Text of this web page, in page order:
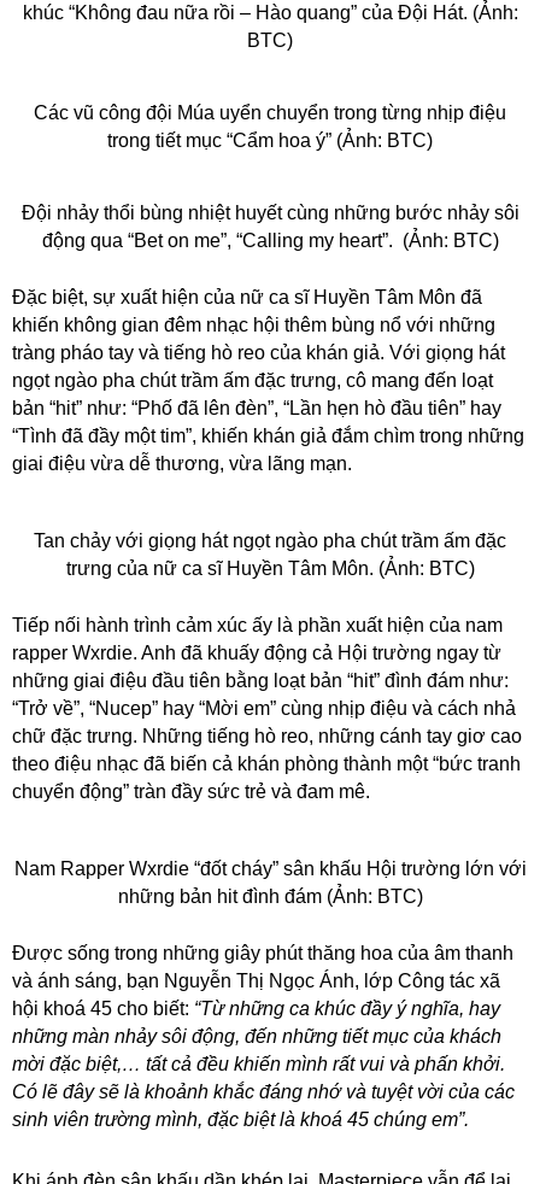
khúc “Không đau nữa rồi – Hào quang” của Đội Hát. (Ảnh:
BTC)
Các vũ công đội Múa uyển chuyển trong từng nhịp điệu
trong tiết mục “Cẩm hoa ý” (Ảnh: BTC)
Đội nhảy thổi bùng nhiệt huyết cùng những bước nhảy sôi
động qua “Bet on me”, “Calling my heart”. (Ảnh: BTC)
Đặc biệt, sự xuất hiện của nữ ca sĩ Huyền Tâm Môn đã
khiến không gian đêm nhạc hội thêm bùng nổ với những
tràng pháo tay và tiếng hò reo của khán giả. Với giọng hát
ngọt ngào pha chút trầm ấm đặc trưng, cô mang đến loạt
bản “hit” như: “Phố đã lên đèn”, “Lần hẹn hò đầu tiên” hay
“Tình đã đầy một tim”, khiến khán giả đắm chìm trong những
giai điệu vừa dễ thương, vừa lãng mạn.
Tan chảy với giọng hát ngọt ngào pha chút trầm ấm đặc
trưng của nữ ca sĩ Huyền Tâm Môn. (Ảnh: BTC)
Tiếp nối hành trình cảm xúc ấy là phần xuất hiện của nam
rapper Wxrdie. Anh đã khuấy động cả Hội trường ngay từ
những giai điệu đầu tiên bằng loạt bản “hit” đình đám như:
“Trở về”, “Nucep” hay “Mời em” cùng nhịp điệu và cách nhả
chữ đặc trưng. Những tiếng hò reo, những cánh tay giơ cao
theo điệu nhạc đã biến cả khán phòng thành một “bức tranh
chuyển động” tràn đầy sức trẻ và đam mê.
Nam Rapper Wxrdie “đốt cháy” sân khấu Hội trường lớn với
những bản hit đình đám (Ảnh: BTC)
Được sống trong những giây phút thăng hoa của âm thanh
và ánh sáng, bạn Nguyễn Thị Ngọc Ánh, lớp Công tác xã
hội khoá 45 cho biết: “Từ những ca khúc đầy ý nghĩa, hay
những màn nhảy sôi động, đến những tiết mục của khách
mời đặc biệt,… tất cả đều khiến mình rất vui và phấn khởi.
Có lẽ đây sẽ là khoảnh khắc đáng nhớ và tuyệt vời của các
sinh viên trường mình, đặc biệt là khoá 45 chúng em”.